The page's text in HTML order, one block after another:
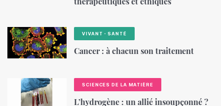
VIVANT・SANTÉ
Cancer : à chacun son traitement
SCIENCES DE LA MATIÈRE
L’hydrogène : un allié insoupçonné ?